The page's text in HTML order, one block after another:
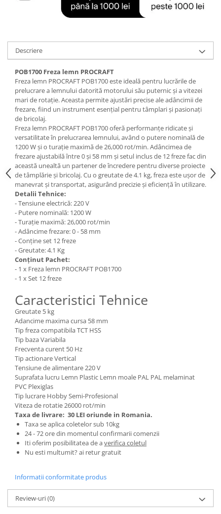
Tractoraș de tuns gazonul
deplumatoare
Echipamente pentru animale
Piese si accesorii aparate de tuns
animale
Tarcuri animale
Semanatori
Masini batut stalpi si accesorii
Roabe & accesorii
Casute gradina si cutii depozitare
Mobilier gradina
Corturi, Prelate si plase de
umbrire
Lopeti zapada
Zdrobitoare si teascuri
Teascuri
Zdrobitoare electrice
Zdrobitoare electrice & manuale
Masini de cusut si accesorii
Articole antidaunatori gradina
Sere si solarii
Suflante si aspiratoare exterior
Unelte altoit
Unelte manuale de gradina -
Stropitori
Folie si plase pt plante
Masini de maturat manuale
Masini batut stalpi
Pentru Casa si Camping
voiaj
Accesorii aragaze & butelii
Butelii
Descriere
POB1700 Freza lemn PROCRAFT
Freza lemn PROCRAFT POB1700 este ideală pentru lucrările de
prelucrare a lemnului datorită motorului său puternic și a vitezei
mari de rotație. Aceasta permite ajustări precise ale adâncimii de
frezare, fiind un instrument esențial pentru tâmplari și pasionați
de bricolaj.
Freza lemn PROCRAFT POB1700 oferă performanțe ridicate și
versatilitate în prelucrarea lemnului, având o putere nominală de
1200 W și o turație maximă de 26,000 rot/min. Adâncimea de
frezare ajustabilă între 0 și 58 mm și setul inclus de 12 freze fac din
această unealtă un partener de încredere pentru diverse proiecte
de tâmplărie și bricolaj. Cu o greutate de 4.1 kg, freza este ușor de
manevrat și transportat, asigurând precizie și eficiență în utilizare.
Detalii Tehnice:
- Tensiune electrică: 220 V
- Putere nominală: 1200 W
- Turație maximă: 26,000 rot/min
- Adâncime frezare: 0 - 58 mm
- Conține set 12 freze
- Greutate: 4.1 Kg
Conținut Pachet:
- 1 x Freza lemn PROCRAFT POB1700
- 1 x Set 12 freze
Caracteristici Tehnice
Greutate 5 kg
Adancime maxima cursa 58 mm
Tip freza compatibila TCT HSS
Tip baza Variabila
Frecventa curent 50 Hz
Tip actionare Vertical
Tensiune de alimentare 220 V
Suprafata lucru Lemn Plastic Lemn moale PAL PAL melaminat
PVC Plexiglas
Tip lucrare Hobby Semi-Profesional
Viteza de rotatie 26000 rot/min
Taxa de livrare: 30 LEI oriunde in Romania.
Taxa se aplica coletelor sub 10kg
24 - 72 ore din momentul confirmarii comenzii
Iti oferim posibilitatea de averifica coletul
Nu esti multumit? ai retur gratuit
Informatii conformitate produs
Review-uri(0)